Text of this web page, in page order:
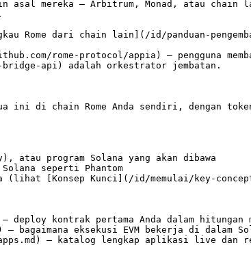
asal mereka — Arbitrum, Monad, atau chain
Rome dari chain lain](/id/panduan-
rome-protocol/appia) — pengguna
api) adalah orkestrator jembatan.
ini di chain Rome Anda sendiri, dengan
atau program Solana yang akan dibawa
seperti Phantom
(lihat [Konsep Kunci](/id/memulai/key-
kontrak pertama Anda dalam hitungan
eksekusi EVM bekerja di dalam
— katalog lengkap aplikasi live dan